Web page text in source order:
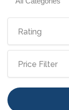
Rating
Price Filter